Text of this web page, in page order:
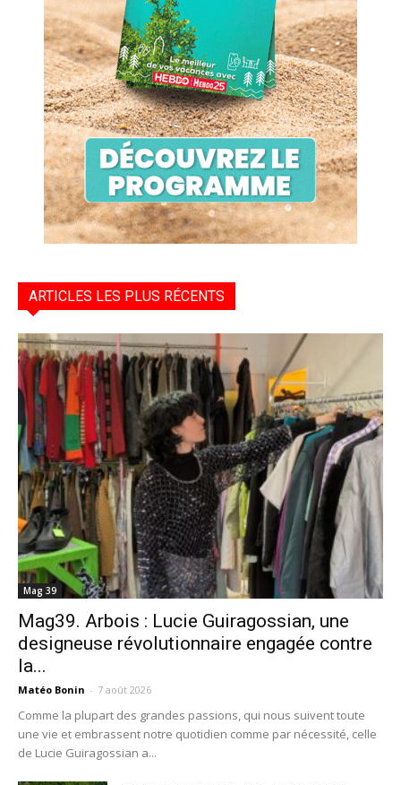
ARTICLES LES PLUS RÉCENTS
Mag 39
Mag39. Arbois : Lucie Guiragossian, une
designeuse révolutionnaire engagée contre
la...
Matéo Bonin - 7 août 2026
Comme la plupart des grandes passions, qui nous suivent toute
une vie et embrassent notre quotidien comme par nécessité, celle
de Lucie Guiragossian a...